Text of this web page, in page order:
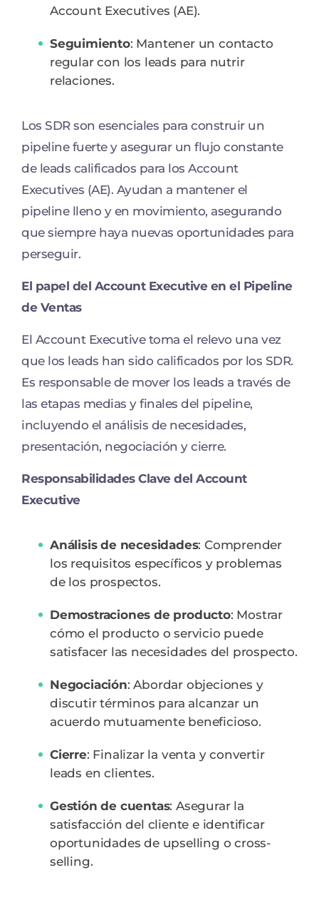
Account Executives (AE).
Seguimiento: Mantener un contacto
regular con los leads para nutrir
relaciones.
Los SDR son esenciales para construir un
pipeline fuerte y asegurar un flujo constante
de leads calificados para los Account
Executives (AE). Ayudan a mantener el
pipeline lleno y en movimiento, asegurando
que siempre haya nuevas oportunidades para
perseguir.
El papel del Account Executive en el Pipeline
de Ventas
El Account Executive toma el relevo una vez
que los leads han sido calificados por los SDR.
Es responsable de mover los leads a través de
las etapas medias y finales del pipeline,
incluyendo el análisis de necesidades,
presentación, negociación y cierre.
Responsabilidades Clave del Account
Executive
Análisis de necesidades: Comprender
los requisitos específicos y problemas
de los prospectos.
Demostraciones de producto: Mostrar
cómo el producto o servicio puede
satisfacer las necesidades del prospecto.
Negociación: Abordar objeciones y
discutir términos para alcanzar un
acuerdo mutuamente beneficioso.
Cierre: Finalizar la venta y convertir
leads en clientes.
Gestión de cuentas: Asegurar la
satisfacción del cliente e identificar
oportunidades de upselling o cross-
selling.